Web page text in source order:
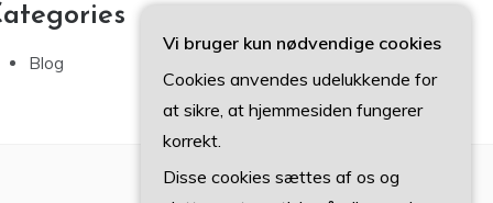
Blog
Vi bruger kun nødvendige cookies
Cookies anvendes udelukkende for
at sikre, at hjemmesiden fungerer
korrekt.
Disse cookies sættes af os og